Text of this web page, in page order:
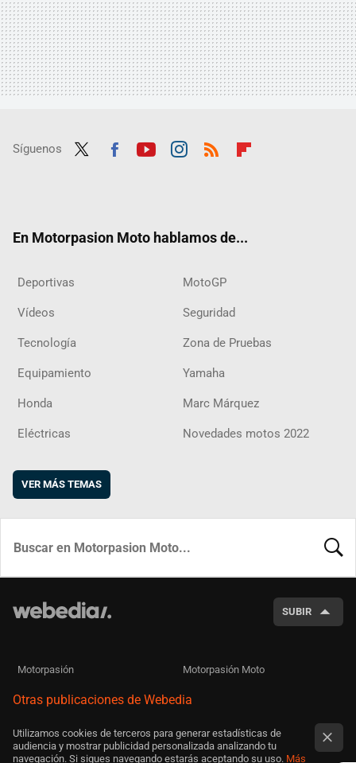
Síguenos
En Motorpasion Moto hablamos de...
Deportivas MotoGP
Vídeos Seguridad
Tecnología Zona de Pruebas
Equipamiento Yamaha
Honda Marc Márquez
Eléctricas Novedades motos 2022
VER MÁS TEMAS
SUBIR
Motorpasión Motorpasión Moto
Otras publicaciones de Webedia
Utilizamos cookies de terceros para generar estadísticas de
audiencia y mostrar publicidad personalizada analizando tu
navegación. Si sigues navegando estarás aceptando su uso. Más